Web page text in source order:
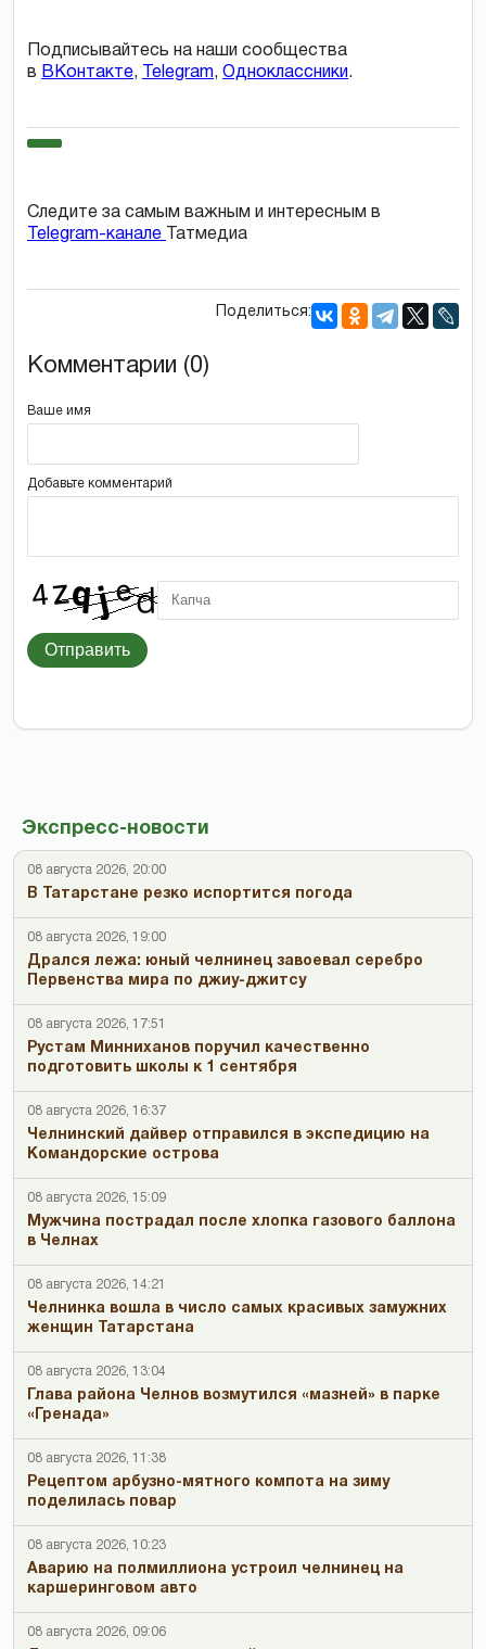
Экспресс-новости
08 августа 2026, 20:00
В Татарстане резко испортится погода
08 августа 2026, 19:00
Дрался лежа: юный челнинец завоевал серебро
Первенства мира по джиу-джитсу
08 августа 2026, 17:51
Рустам Минниханов поручил качественно
подготовить школы к 1 сентября
08 августа 2026, 16:37
Челнинский дайвер отправился в экспедицию на
Командорские острова
08 августа 2026, 15:09
Мужчина пострадал после хлопка газового баллона
в Челнах
08 августа 2026, 14:21
Челнинка вошла в число самых красивых замужних
женщин Татарстана
08 августа 2026, 13:04
Глава района Челнов возмутился «мазней» в парке
«Гренада»
08 августа 2026, 11:38
Рецептом арбузно-мятного компота на зиму
поделилась повар
08 августа 2026, 10:23
Аварию на полмиллиона устроил челнинец на
каршеринговом авто
08 августа 2026, 09:06
Подписывайтесь на наши сообщества
в ВКонтакте, Telegram, Одноклассники.
Следите за самым важным и интересным в
Telegram-канале
Татмедиа
Поделиться:
Комментарии (0)
Ваше имя
Добавьте комментарий
Отправить